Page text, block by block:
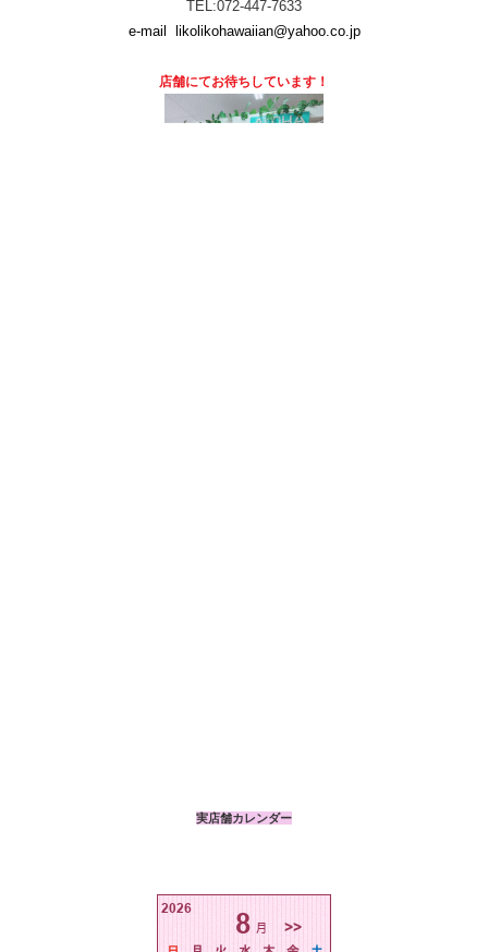
TEL:072-447-7633
e-mail
likolikohawaiian@yahoo.co.jp
店舗にてお待ちしています！
実店舗カレンダー